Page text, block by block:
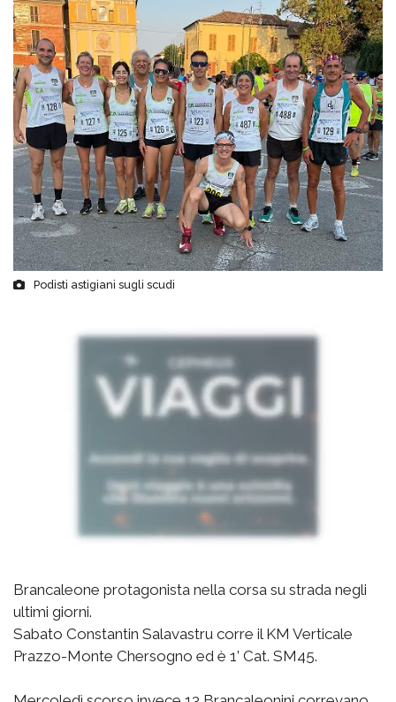
Podisti astigiani sugli scudi
Brancaleone protagonista nella corsa su strada negli
ultimi giorni.
Sabato Constantin Salavastru corre il KM Verticale
Prazzo-Monte Chersogno ed è 1’ Cat. SM45.